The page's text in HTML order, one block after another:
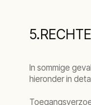
In sommige
hieronder in